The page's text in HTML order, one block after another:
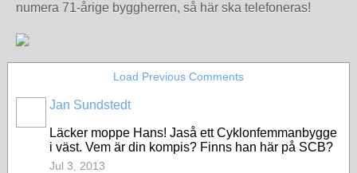
numera 71-årige byggherren, så här ska telefoneras!
Load Previous Comments
Jan Sundstedt
Läcker moppe Hans! Jaså ett Cyklonfemmanbygge
i väst. Vem är din kompis? Finns han här på SCB?
Jul 3, 2013